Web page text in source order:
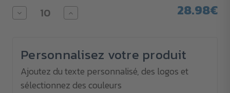
Diminuer
la
pour
ordinateur
portable
GRAPHS
Augmenter
la
pour
ordinateur
portable
GRAPHS
28.98€
Personnalisez votre produit
Ajoutez du texte personnalisé, des logos et
sélectionnez des couleurs